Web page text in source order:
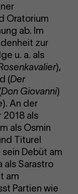
Oratorium
ab. Im
zur
u. a. als
),
(Der
Don Giovanni)
). An der
als
als Osmin
Titurel
Debüt am
als Sarastro
am
Partien wie